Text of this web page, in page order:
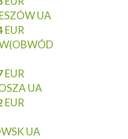
UA
EUR
EUR
UA
EUR
UA